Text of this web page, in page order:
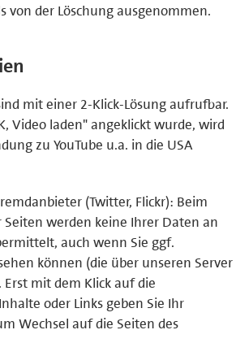
von der Löschung ausgenommen.
mit einer 2-Klick-Lösung aufrufbar.
Video laden" angeklickt wurde, wird
zu YouTube u.a. in die USA
(Twitter, Flickr): Beim
werden keine Ihrer Daten an
auch wenn Sie ggf.
können (die über unseren Server
mit dem Klick auf die
oder Links geben Sie Ihr
Wechsel auf die Seiten des